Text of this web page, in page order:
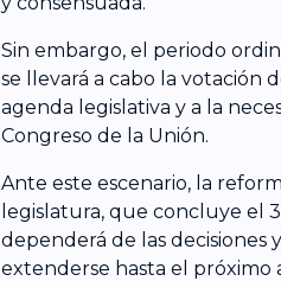
Sin embargo, el periodo
se llevará a cabo la votación
agenda legislativa y a la
Congreso de la Unión.
Ante este escenario, la
legislatura, que concluye el
dependerá de las decisiones
extenderse hasta el próximo